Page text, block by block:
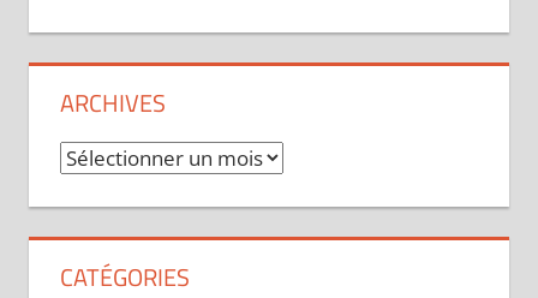
ARCHIVES
Archives
CATÉGORIES